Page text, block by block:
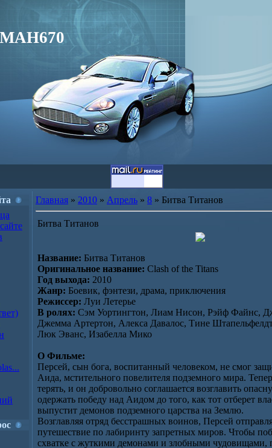
Главная » 2010 » Апрель » 8 » Битва Титанов
Битва Титанов
Название: Битва Титанов
Оригинальное название: Clash of the Titans
Год выхода: 2010
Жанр: Боевик, фэнтези, драма, приключения
Режиссер: Луи Летерье
В ролях: Сэм Уортингтон, Лиам Нисон, Рэйф Файнс,
Джемма Артертон, Алекса Давалос, Тине
Люк Эванс, Изабелла Мико
О Фильме:
Персей, сын бога, воспитанный человеком, не смог
Аида, мстительного повелителя подземного мира.
терять, и он добровольно соглашается возглавить
одержать победу над Аидом до того, как тот отберет
выпустит демонов подземного царства на Землю.
Возглавляя отряд бесстрашных воинов, Персей
путешествие по лабиринту запретных миров. Чтобы
схватке с жуткими демонами и злобными чудовищами,